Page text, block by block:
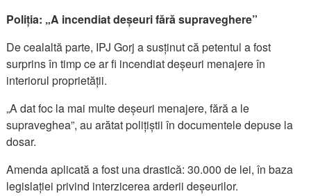
Poliția: „A incendiat deșeuri fără supraveghere”
De cealaltă parte, IPJ Gorj a susținut că petentul a fost
surprins în timp ce ar fi incendiat deșeuri menajere în
interiorul proprietății.
„A dat foc la mai multe deșeuri menajere, fără a le
supraveghea”, au arătat polițiștii în documentele depuse la
dosar.
Amenda aplicată a fost una drastică: 30.000 de lei, în baza
legislației privind interzicerea arderii deșeurilor.